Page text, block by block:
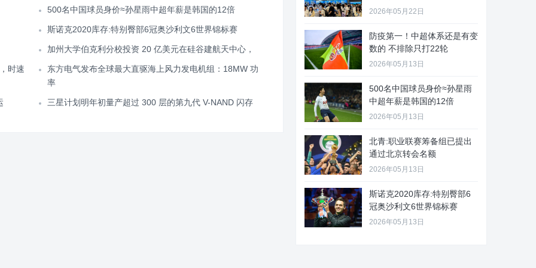
500名中国球员身价≈孙星雨中超年薪是韩国的12倍
斯诺克2020库存:特别臀部6冠奥沙利文6世界锦标赛
加州大学伯克利分校投资 20 亿美元在硅谷建航天中心，
时速
东方电气发布全球最大直驱海上风力发电机组：18MW 功
率
三星计划明年初量产超过 300 层的第九代 V-NAND 闪存
2026年05月22日
防疫第一！中超体系还是有变
数的 不排除只打22轮
2026年05月13日
500名中国球员身价≈孙星雨
中超年薪是韩国的12倍
2026年05月13日
北青:职业联赛筹备组已提出
通过北京转会名额
2026年05月13日
斯诺克2020库存:特别臀部6
冠奥沙利文6世界锦标赛
2026年05月13日